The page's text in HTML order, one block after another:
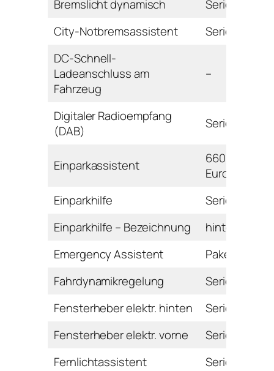
Bremslicht dynamisch
Serie
City-Notbremsassistent
Serie
DC-Schnell-
Ladeanschluss am
Fahrzeug
–
Digitaler Radioempfang
(DAB)
Serie
Einparkassistent
660
Euro
Einparkhilfe
Serie
Einparkhilfe – Bezeichnung
hinten
Emergency Assistent
Paket
Fahrdynamikregelung
Serie
Fensterheber elektr. hinten
Serie
Fensterheber elektr. vorne
Serie
Fernlichtassistent
Serie